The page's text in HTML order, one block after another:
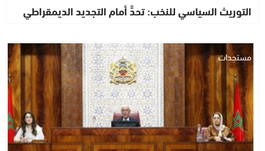
التوريث السياسي للنخب: تحدٍّ أمام التجديد الديمقراطي
مستجدات